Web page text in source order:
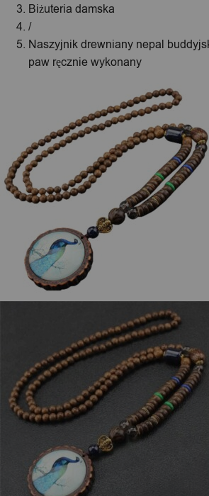
Biżuteria damska
/
Naszyjnik drewniany nepal
paw ręcznie wykonany